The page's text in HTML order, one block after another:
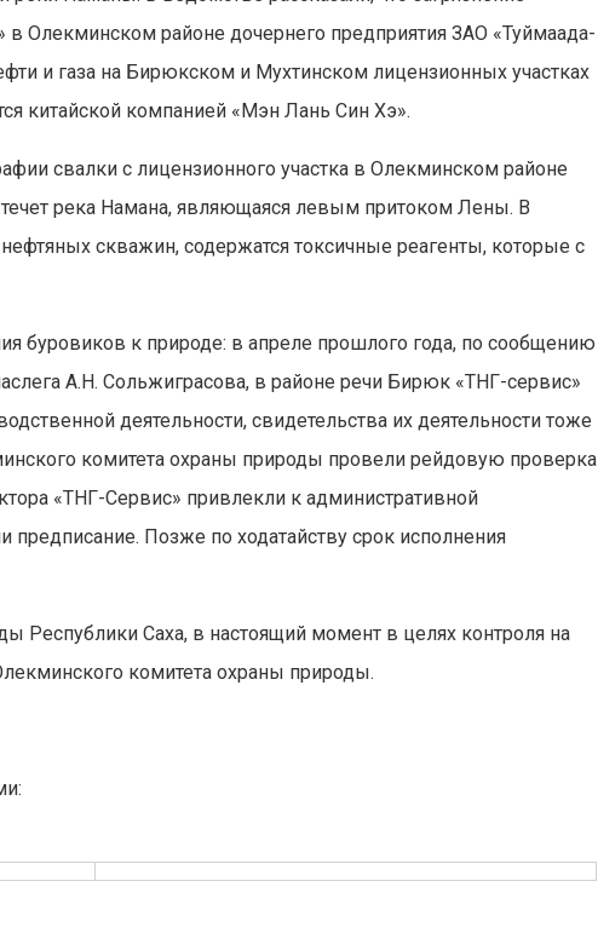
Олекминском районе дочернего предприятия ЗАО «Туймаада-
и газа на Бирюкском и Мухтинском лицензионных участках
китайской компанией «Мэн Лань Син Хэ».
свалки с лицензионного участка в Олекминском районе
река Намана, являющаяся левым притоком Лены. В
скважин, содержатся токсичные реагенты, которые с
буровиков к природе: в апреле прошлого года, по сообщению
А.Н. Сольжиграсова, в районе речи Бирюк «ТНГ-сервис»
деятельности, свидетельства их деятельности тоже
комитета охраны природы провели рейдовую проверка
«ТНГ-Сервис» привлекли к административной
Позже по ходатайству срок исполнения
Республики Саха, в настоящий момент в целях контроля на
комитета охраны природы.